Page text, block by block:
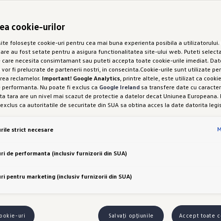
cookie-urilor
folosește cookie-uri pentru cea mai buna experienta posibila a utilizatorului.
au fost setate pentru a asigura functionalitatea site-ului web. Puteti
care necesita consimtamant sau puteti accepta toate cookie-urile imediat.
fi prelucrate de partenerii nostri, in consecinta.Cookie-urile sunt utilizate
reclamelor. Important! Google Analytics , printre altele, este utilizat ca
performanta. Nu poate fi exclus ca Google Ireland sa transfere date cu
tara are un nivel mai scazut de protectie a datelor decat Uniunea Europeana.
ca autoritatile de securitate din SUA sa obtina acces la date datorita
expres, cu acest transfer de date, in conformitate cu articolul 49 alineatul
cookie-uri in politica de cookie-uri sau in setarile cookie-urilor. Veti gasi
web prin intermediul unui link personalizat furnizat de noi, datele pe care le-
de dealerul desemnat (Porsche Inter Auto Romania SRL, in cazul unui dealer
strict necesare
de performanta (inclusiv furnizorii din SUA)
pentru marketing (inclusiv furnizorii din SUA)
uri Salvați opțiunile Accept toate